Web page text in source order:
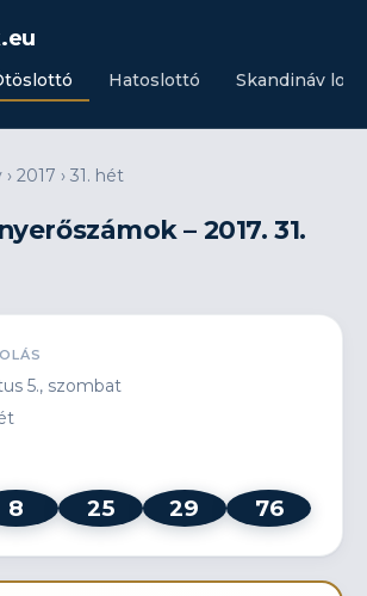
Hatoslottó Skandináv
› 2017 › 31. hét
– 2017. 31.
5., szombat
8 25 29 76